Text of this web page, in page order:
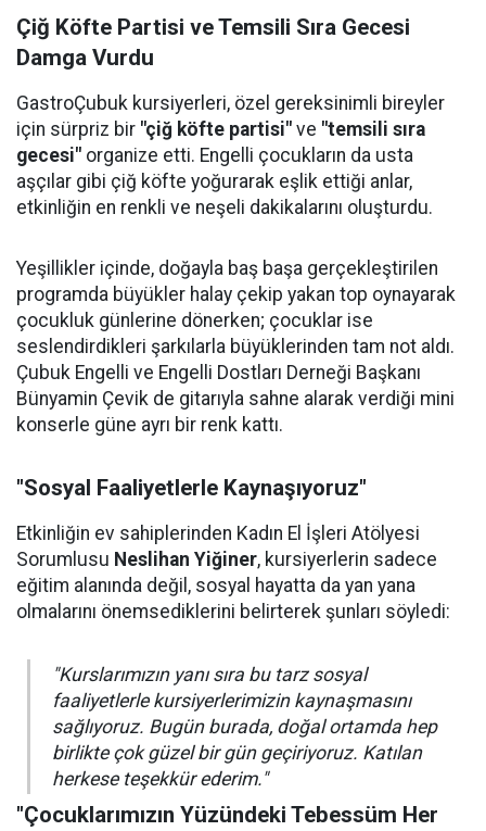
Çiğ Köfte Partisi ve Temsili Sıra Gecesi
Damga Vurdu
GastroÇubuk kursiyerleri, özel gereksinimli bireyler
için sürpriz bir "çiğ köfte partisi" ve "temsili sıra
gecesi" organize etti. Engelli çocukların da usta
aşçılar gibi çiğ köfte yoğurarak eşlik ettiği anlar,
etkinliğin en renkli ve neşeli dakikalarını oluşturdu.
Yeşillikler içinde, doğayla baş başa gerçekleştirilen
programda büyükler halay çekip yakan top oynayarak
çocukluk günlerine dönerken; çocuklar ise
seslendirdikleri şarkılarla büyüklerinden tam not aldı.
Çubuk Engelli ve Engelli Dostları Derneği Başkanı
Bünyamin Çevik de gitarıyla sahne alarak verdiği mini
konserle güne ayrı bir renk kattı.
"Sosyal Faaliyetlerle Kaynaşıyoruz"
Etkinliğin ev sahiplerinden Kadın El İşleri Atölyesi
Sorumlusu Neslihan Yiğiner, kursiyerlerin sadece
eğitim alanında değil, sosyal hayatta da yan yana
olmalarını önemsediklerini belirterek şunları söyledi:
"Kurslarımızın yanı sıra bu tarz sosyal
faaliyetlerle kursiyerlerimizin kaynaşmasını
sağlıyoruz. Bugün burada, doğal ortamda hep
birlikte çok güzel bir gün geçiriyoruz. Katılan
herkese teşekkür ederim."
"Çocuklarımızın Yüzündeki Tebessüm Her